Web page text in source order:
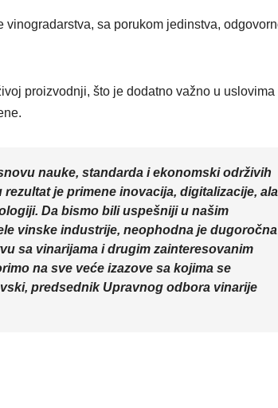
sa porukom jedinstva,
proizvodnji, što je dodatno važno u uslovima
nauke, standarda i ekonomski održivih
je primene inovacija, digitalizacije,
Da bismo bili uspešniji u našim
vinske industrije, neophodna je dugoročna
sa vinarijama i drugim zainteresovanim
na sve veće izazove sa kojima se
predsednik Upravnog odbora vinarije
uspeha